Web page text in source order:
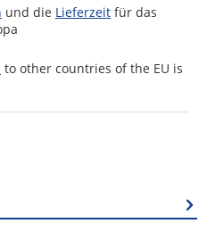
und die Lieferzeit für das
to other countries of the EU is